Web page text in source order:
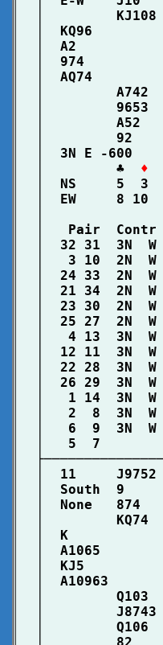
│
│  KQ96
│  A2
│  974
│  AQ74
│
│
│
│         92
│  3N E -
│         ♣ ♦
│  NS     5
│  EW     8
│   Pair
│  32 31  3N
│   3 10  2N
│  24 33  2N
│  21 34  2N  W
│  23 30  2N  W
│  25 27  2N
│   4 13  3N
│  12 11  3N
│  22 28  3N
│  26 29  3N
│   1 14  3N
│   2  8  3N  W
│   6  9  3N
│   5  7
│  11
│  South
│  None
│
│  K
│  A1065
│  KJ5
│  A10963
│
│
│